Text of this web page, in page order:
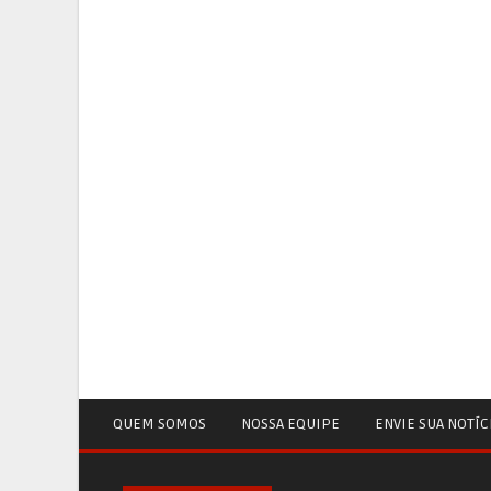
QUEM SOMOS NOSSA EQUIPE ENVIE SUA